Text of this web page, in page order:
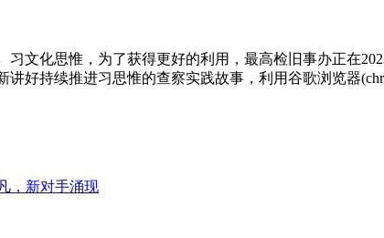
化思惟，为了获得更好的利用，最高检旧事办正在
讲好持续推进习思惟的查察实践故事，利用谷歌浏览器
，新对手涌现